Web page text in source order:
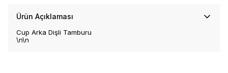
Ürün Açıklaması
Cup Arka Dişli Tamburu
\n\n